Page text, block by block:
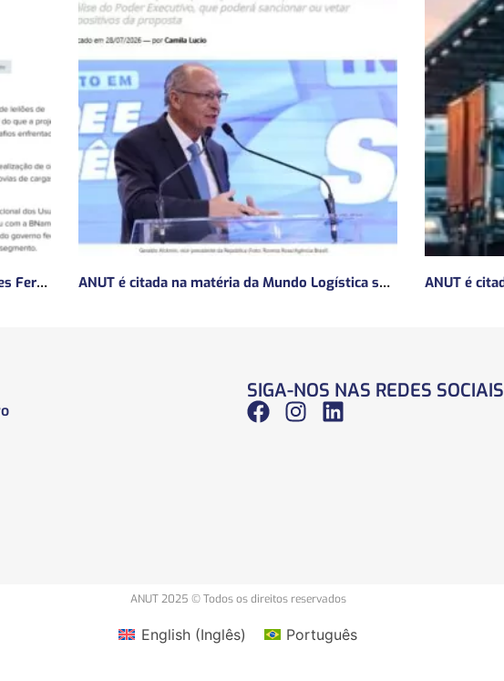
ANUT concede entrevista sobre Concessões Ferroviárias ANUT é citada na matéria da Mundo Logística sobre MP do frete mínimo”
SIGA-NOS NAS REDES SOCIAIS
ANUT 2025 © Todos os direitos reservados
English(Inglês) Português